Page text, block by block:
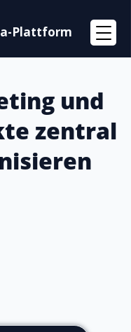
Plattform
und
zentral